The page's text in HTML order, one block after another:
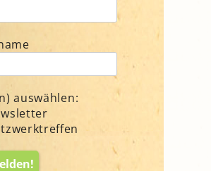
auswählen: